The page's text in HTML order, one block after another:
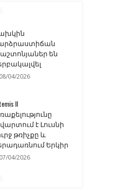
են
04/2026
է Լուսնի
թռիչքը և
Երկիր
07/04/2026